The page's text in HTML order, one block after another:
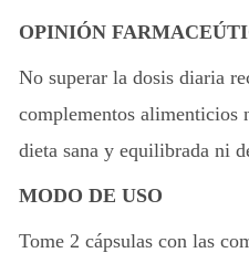
OPINIÓN
No superar la dosis diaria
complementos alimenticios
dieta sana y equilibrada ni
MODO DE USO
Tome 2 cápsulas con las